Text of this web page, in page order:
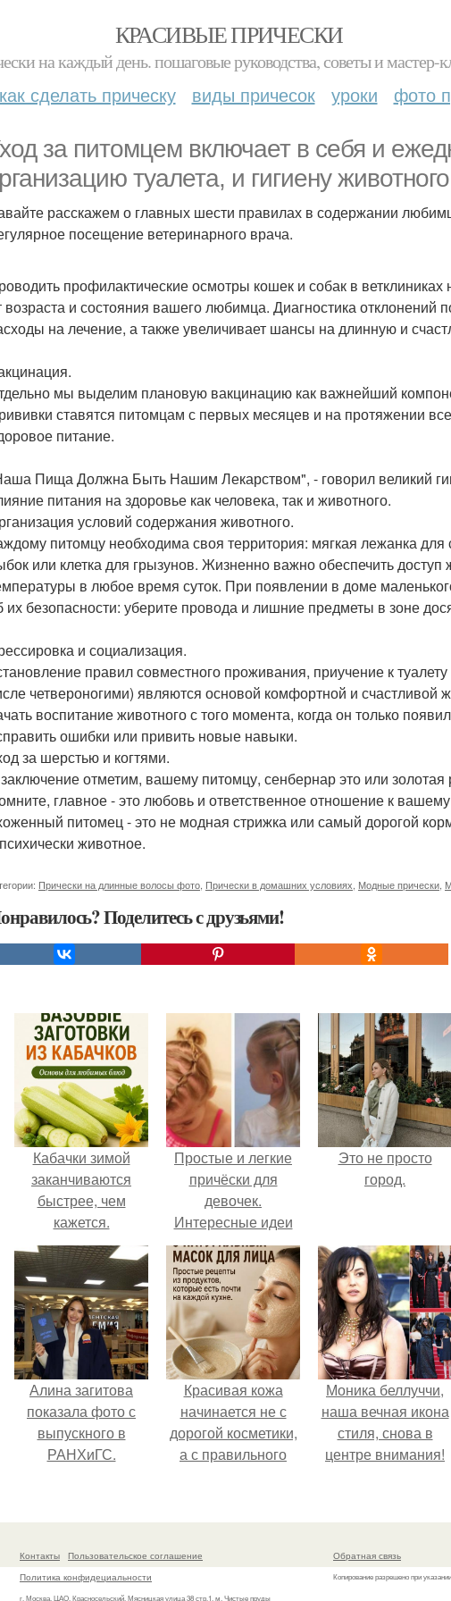
КРАСИВЫЕ ПРИЧЕСКИ
на каждый день. пошаговые руководства, советы и мастер-
как сделать прическу виды причесок уроки фото
за питомцем включает в себя и
туалета, и гигиену
расскажем о главных шести правилах в содержании
посещение ветеринарного врача.
профилактические осмотры кошек и собак в
возраста и состояния вашего любимца. Диагностика отклонений
на лечение, а также увеличивает шансы на длинную и
мы выделим плановую вакцинацию как важнейший
ставятся питомцам с первых месяцев и на протяжении
питание.
Пища Должна Быть Нашим Лекарством", - говорил великий
питания на здоровье как человека, так и животного.
условий содержания животного.
питомцу необходима своя территория: мягкая лежанка
или клетка для грызунов. Жизненно важно обеспечить доступ
в любое время суток. При появлении в доме
их безопасности: уберите провода и лишние предметы в зоне
и социализация.
правил совместного проживания, приучение к
четвероногими) являются основой комфортной и
воспитание животного с того момента, когда он только
ошибки или привить новые навыки.
за шерстью и когтями.
отметим, вашему питомцу, сенбернар это или
главное - это любовь и ответственное отношение к
питомец - это не модная стрижка или самый дорогой
животное.
Прически на длинные волосы фото Прически в домашних условиях Модные прически
Поделитесь с друзьями!
Кабачки зимой
заканчиваются
быстрее, чем
кажется.
Простые и легкие
причёски для
девочек.
Интересные идеи
причесок для
девочек на каждый
день в садик, в
школу: пошаговые
фото
Это не просто
город.
Алина загитова
показала фото с
выпускного в
РАНХиГС.
Красивая кожа
начинается не с
дорогой косметики,
а с правильного
Моника беллуччи,
наша вечная икона
стиля, снова в
центре внимания!
Контакты
Пользовательское соглашение
Политика конфидециальности
г. Москва, ЦАО, Красносельский, Мясницкая улица 38 стр.1, м. Чистые пруды
Обратная связь
Копирование разрешено при